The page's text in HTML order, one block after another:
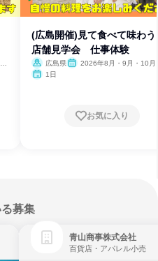
(広島開催)見て食べて味わ
店舗見学会 仕事体験
広島県
2026年8月・9月・10月
1日
お気に入り
募集
青山商事株式会社
百貨店・アパレル小売